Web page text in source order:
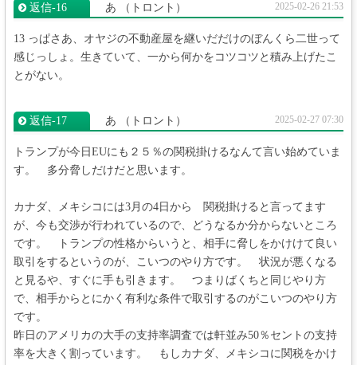
返信‐16 あ （トロント） 2025-02-26 21:53
13 っぱさあ、オヤジの不動産屋を継いだだけのぼんくら二世って
感じっしょ。生きていて、一から何かをコツコツと積み上げたこ
とがない。
返信‐17 あ （トロント） 2025-02-27 07:30
トランプが今日EUにも２５％の関税掛けるなんて言い始めていま
す。 多分脅しだけだと思います。
カナダ、メキシコには3月の4日から 関税掛けると言ってます
が、今も交渉が行われているので、どうなるか分からないところ
です。 トランプの性格からいうと、相手に脅しをかけけて良い
取引をするというのが、こいつのやり方です。 状況が悪くなる
と見るや、すぐに手も引きます。 つまりばくちと同じやり方
で、相手からとにかく有利な条件で取引するのがこいつのやり方
です。
昨日のアメリカの大手の支持率調査では軒並み50％セントの支持
率を大きく割っています。 もしカナダ、メキシコに関税をかけ